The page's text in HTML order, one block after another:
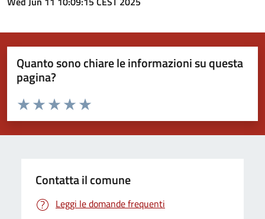
Quanto sono chiare le informazioni su questa
pagina?
Valuta da 1 a 5 stelle la pagina
Valuta 5 stelle su 5
Valuta 4 stelle su 5
Valuta 3 stelle su 5
Valuta 2 stelle su 5
Valuta 1 stelle su 5
Contatta il comune
Leggi le domande frequenti